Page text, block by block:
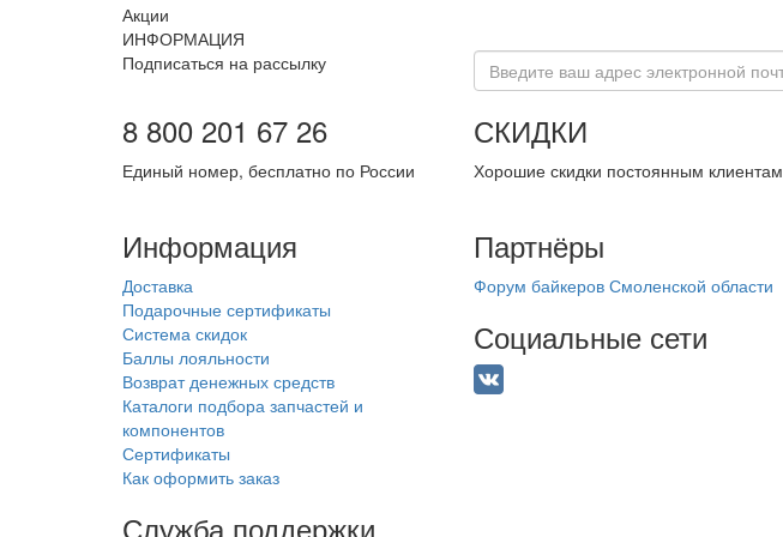
Акции
ИНФОРМАЦИЯ
Подписаться на рассылку
8 800 201 67 26
Единый номер, бесплатно по России
СКИДКИ
Хорошие скидки постоянным клиентам
Информация
Доставка
Подарочные сертификаты
Система скидок
Баллы лояльности
Возврат денежных средств
Каталоги подбора запчастей и
компонентов
Сертификаты
Как оформить заказ
Служба поддержки
Партнёры
Форум байкеров Смоленской области
Социальные сети